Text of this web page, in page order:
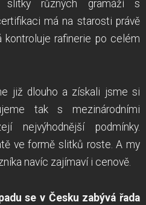
slitky různých gramáží s
má na starosti právě
kontroluje rafinerie po celém
již dlouho a získali jsme si
tak s mezinárodními
nejvýhodnější podmínky.
ve formě slitků roste. A my
navíc zajímaví i cenově.
se v Česku zabývá řada